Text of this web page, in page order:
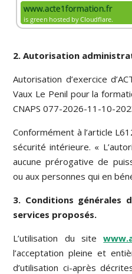
2. Autorisation
Autorisation d’exercice
Vaux Le Penil pour la
CNAPS 077-2026-11-10-
Conformément à l’article
sécurité intérieure. «
aucune prérogative de
ou aux personnes qui en
3. Conditions générales
services proposés.
L’utilisation du site
l’acceptation pleine et
d’utilisation ci-après